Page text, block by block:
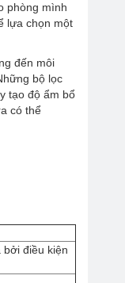
phòng mình
lựa chọn một
đến môi
bộ lọc
tạo độ ẩm bổ
có thể
điều kiện